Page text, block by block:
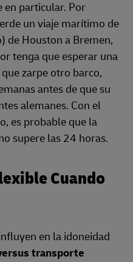
en particular. Por
un viaje marítimo de
de Houston a Bremen,
tenga que esperar una
zarpe otro barco,
antes de que su
alemanes. Con el
es probable que la
supere las 24 horas.
Cuando
en la idoneidad
transporte